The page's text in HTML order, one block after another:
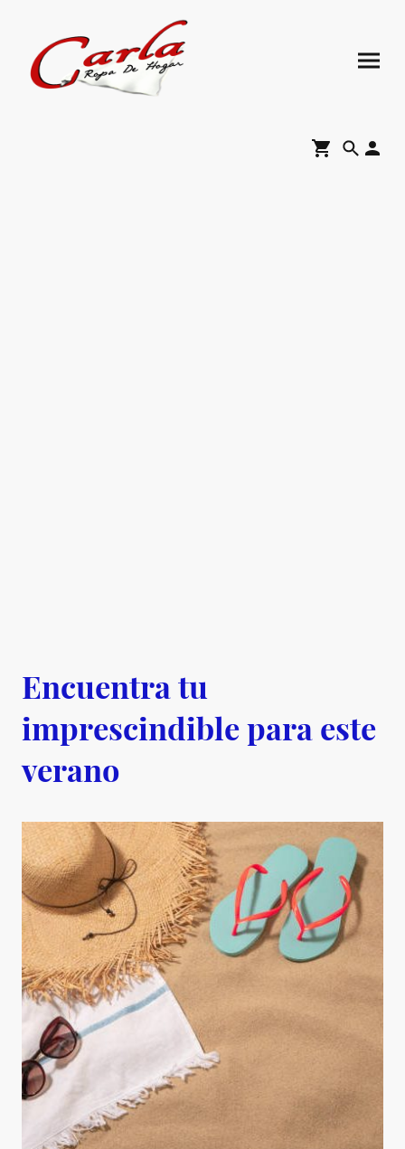
Encuentra tu
imprescindible para este
verano